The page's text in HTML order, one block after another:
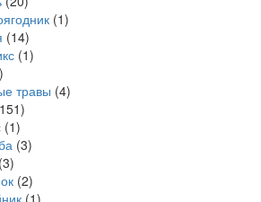
(1)
(14)
(1)
травы (4)
(1)
(3)
(3)
(2)